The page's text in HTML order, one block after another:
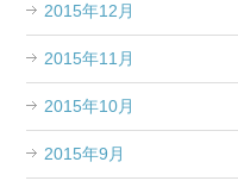
2015年12月
2015年11月
2015年10月
2015年9月